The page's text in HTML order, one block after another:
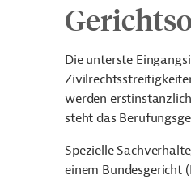
Die unterste
werden
steht das
Spezielle
einem Bundesgericht